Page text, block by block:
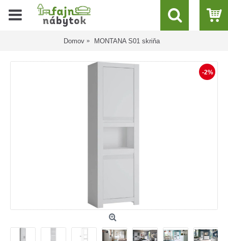
Domov MONTANA S01 skriňa
-2%